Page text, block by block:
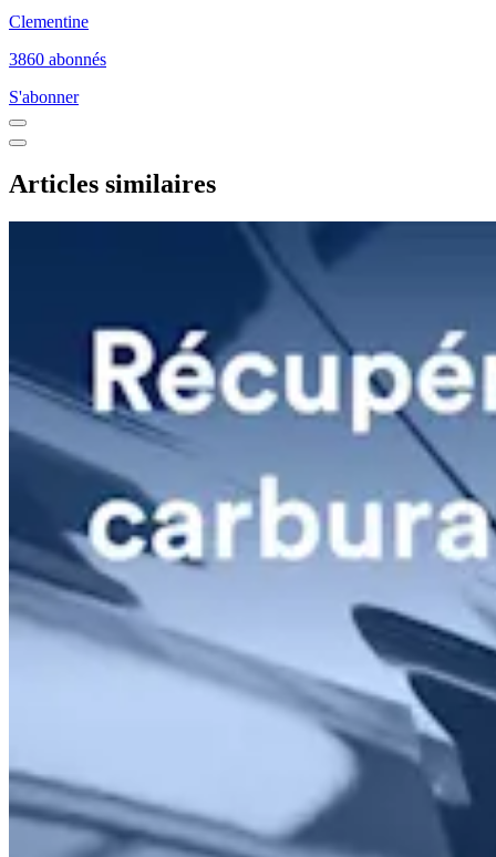
Clementine
3860 abonnés
S'abonner
Articles similaires